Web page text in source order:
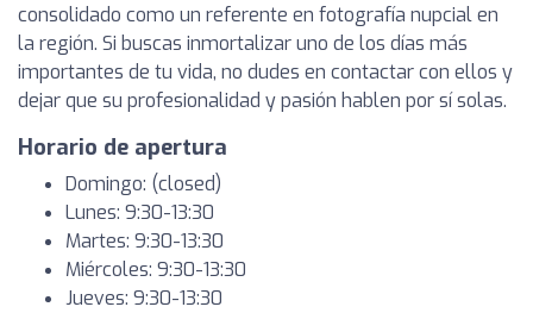
consolidado como un referente en fotografía nupcial en
la región. Si buscas inmortalizar uno de los días más
importantes de tu vida, no dudes en contactar con ellos y
dejar que su profesionalidad y pasión hablen por sí solas.
Horario de apertura
Domingo: (closed)
Lunes: 9:30-13:30
Martes: 9:30-13:30
Miércoles: 9:30-13:30
Jueves: 9:30-13:30